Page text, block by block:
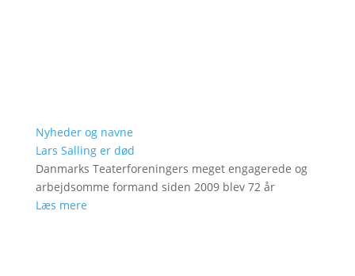
Nyheder og navne
Lars Salling er død
Danmarks Teaterforeningers meget engagerede og
arbejdsomme formand siden 2009 blev 72 år
Læs mere